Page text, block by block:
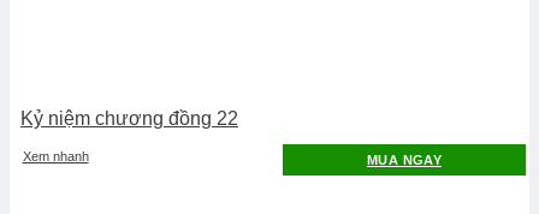
Kỷ niệm chương đồng 22
MUA NGAY
Xem nhanh